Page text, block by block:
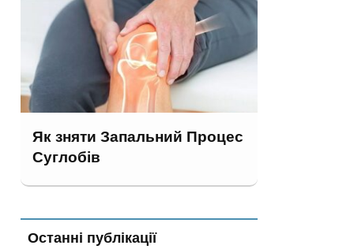
Як зняти Запальний Процес
Суглобів
Останні публікації